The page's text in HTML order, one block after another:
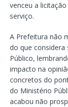
venceu a
serviço.
A Prefeitura não
do que considera
Público,
impacto na
concretos do
do Ministério
acabou não